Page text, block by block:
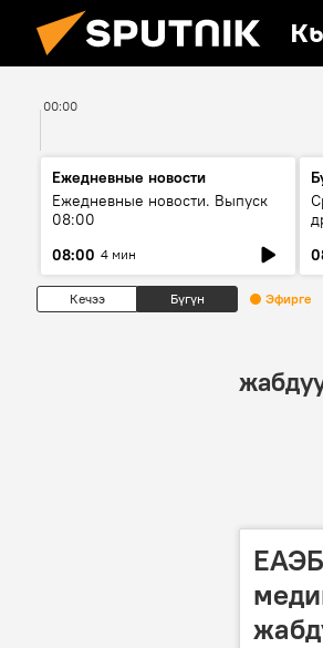
00:00
Ежедневные новости
Ежедневные новости. Выпуск
08:00
08:00 4 мин
Кечээ Бүгүн Эфирге